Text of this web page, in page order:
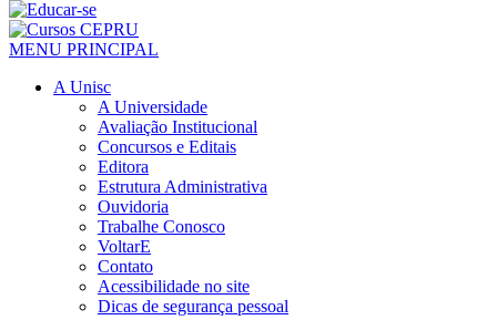
MENU PRINCIPAL
A Unisc
A Universidade
Avaliação Institucional
Concursos e Editais
Editora
Estrutura Administrativa
Ouvidoria
Trabalhe Conosco
VoltarE
Contato
Acessibilidade no site
Dicas de segurança pessoal